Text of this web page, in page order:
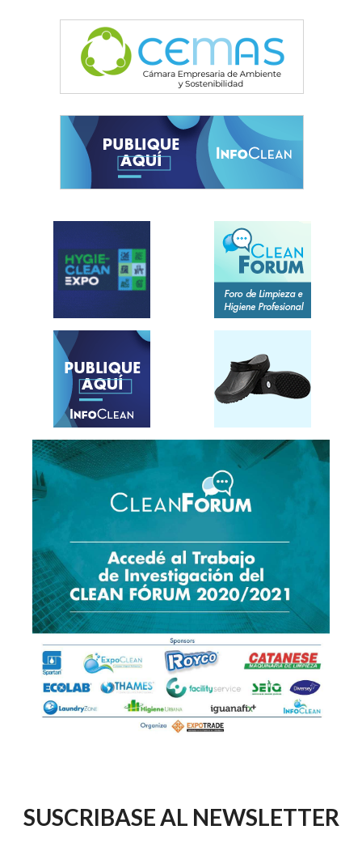
SUSCRIBASE AL NEWSLETTER